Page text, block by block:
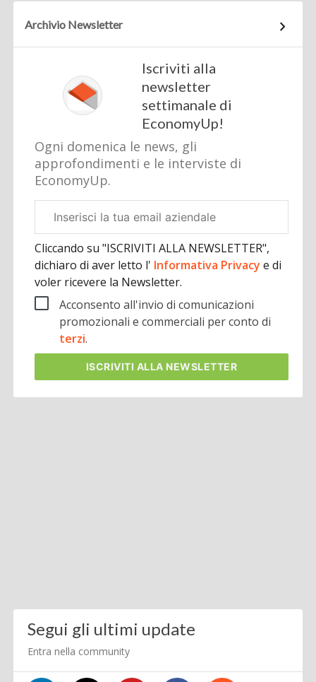
Archivio Newsletter
Iscriviti alla
newsletter
settimanale di
EconomyUp!
Ogni domenica le news, gli
approfondimenti e le interviste di
EconomyUp.
aziendale
Cliccando su "ISCRIVITI ALLA NEWSLETTER",
dichiaro di aver letto l' Informativa Privacye di
voler ricevere la Newsletter.
Acconsento all'invio di comunicazioni
promozionali e commerciali per conto di
terzi.
ISCRIVITI ALLA NEWSLETTER
Segui gli ultimi update
Entra nella community